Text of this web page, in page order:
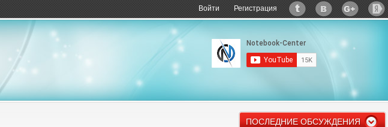
Войти Регистрация
ПОСЛЕДНИЕ ОБСУЖДЕНИЯ